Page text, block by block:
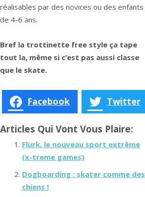
réalisables par des novices ou des enfants
de 4-6 ans.
Bref la trottinette free style ça tape
tout la, même si c’est pas aussi classe
que le skate.
Facebook Twitter
Articles Qui Vont Vous Plaire:
Flurk, le nouveau sport extrême
(x-treme games)
Dogboarding : skater comme des
chiens !